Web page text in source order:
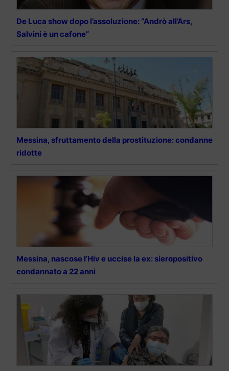
De Luca show dopo l’assoluzione: “Andrò all’Ars,
Salvini è un cafone”
Messina, sfruttamento della prostituzione: condanne
ridotte
Messina, nascose l’Hiv e uccise la ex: sieropositivo
condannato a 22 anni